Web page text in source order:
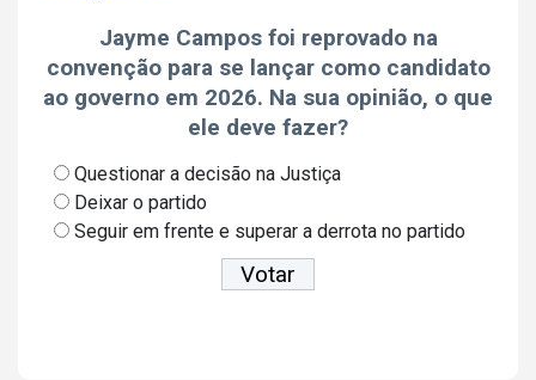
Jayme Campos foi reprovado na
convenção para se lançar como candidato
ao governo em 2026. Na sua opinião, o que
ele deve fazer?
Questionar a decisão na Justiça
Deixar o partido
Seguir em frente e superar a derrota no partido